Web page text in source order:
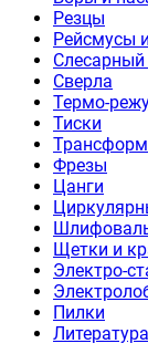
Резцы
Рейсмусы
Сверла
Термо-
Тиски
Фрезы
Цанги
Щетки и
Электро-
Пилки
Литература